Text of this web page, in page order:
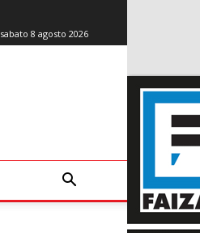
sabato 8 agosto 2026